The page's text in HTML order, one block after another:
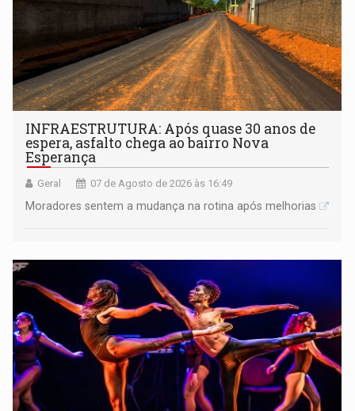
INFRAESTRUTURA: Após quase 30 anos de
espera, asfalto chega ao bairro Nova
Esperança
Geral 07 de Agosto de 2026 às 16:49
Moradores sentem a mudança na rotina após melhorias